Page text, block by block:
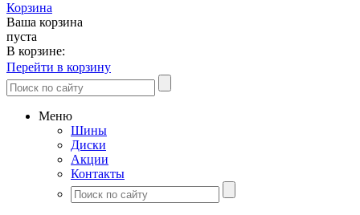
Корзина
Ваша корзина
пуста
В корзине:
Перейти в корзину
Меню
Шины
Диски
Акции
Контакты